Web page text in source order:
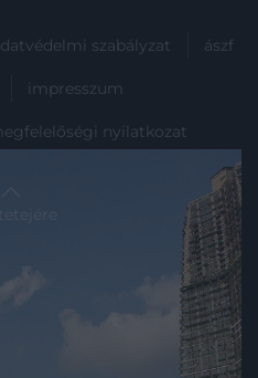
szabályzat ászf
impresszum
nyilatkozat